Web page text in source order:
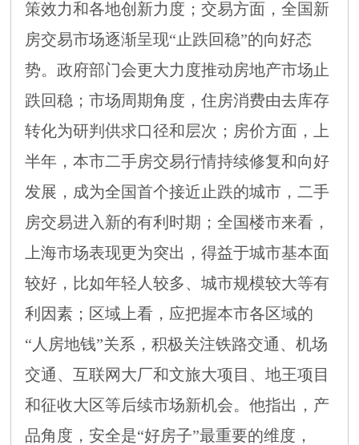
策效力和各地创新力度；交易方面，全国新
房交易市场逐渐呈现“止跌回稳”的向好态
势。政府部门会更大力度推动房地产市场止
跌回稳；市场周期角度，住房消费由去库存
转化为研判供求口径和层次；房价方面，上
半年，本市二手房交易行情持续修复和向好
发展，成为全国首个接近止跌的城市，二手
房交易进入新的有利时期；全国楼市来看，
上海市场表现更为突出，得益于城市基本面
较好，比如年轻人较多、城市规模较大等有
利因素；区域上看，应把握本市各区域的
“人房地钱”关系，积极关注铁路交通、机场
交通、互联网大厂和文旅大项目、地王项目
和征收大区等后续市场新机会。他指出，产
品角度，安全是“好房子”最重要的维度，